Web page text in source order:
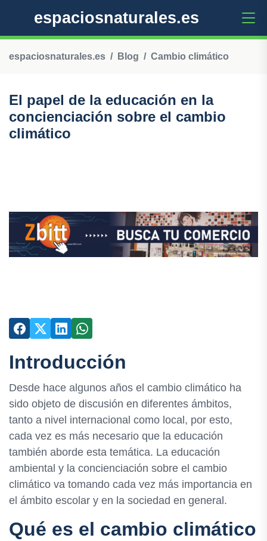
espaciosnaturales.es
espaciosnaturales.es Blog Cambio climático
El papel de la educación en la
concienciación sobre el cambio
climático
Introducción
Desde hace algunos años el cambio climático ha
sido objeto de discusión en diferentes ámbitos,
tanto a nivel internacional como local, por esto,
cada vez es más necesario que la educación
también aborde esta temática. La educación
ambiental y la concienciación sobre el cambio
climático va tomando cada vez más importancia en
el ámbito escolar y en la sociedad en general.
Qué es el cambio climático